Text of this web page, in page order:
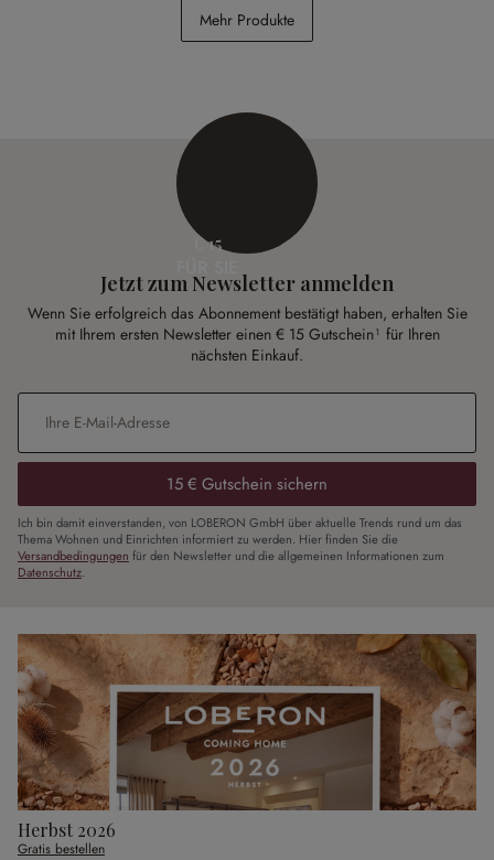
€ 84,95
Mehr Produkte
€ 15
Jetzt zum Newsletter anmelden
Wenn Sie erfolgreich das Abonnement bestätigt haben, erhalten Sie
mit Ihrem ersten Newsletter einen € 15 Gutschein¹ für Ihren
nächsten Einkauf.
E-Mail-Adresse*
15 € Gutschein sichern
Ich bin damit einverstanden, von LOBERON GmbH über aktuelle Trends rund um das
Thema Wohnen und Einrichten informiert zu werden. Hier finden Sie die
Versandbedingungen für den Newsletter und die allgemeinen Informationen zum
Datenschutz.
Herbst 2026
Gratis bestellen